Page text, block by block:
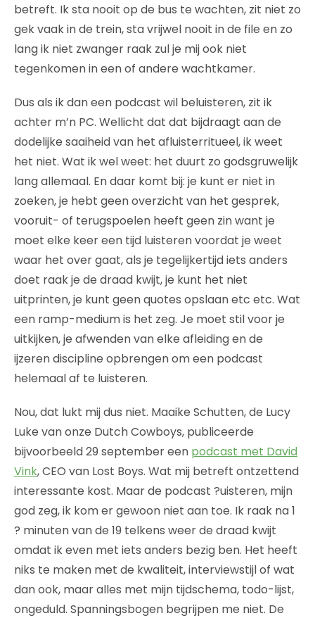
betreft. Ik sta nooit op de bus te wachten, zit niet zo
gek vaak in de trein, sta vrijwel nooit in de file en zo
lang ik niet zwanger raak zul je mij ook niet
tegenkomen in een of andere wachtkamer.
Dus als ik dan een podcast wil beluisteren, zit ik
achter m’n PC. Wellicht dat dat bijdraagt aan de
dodelijke saaiheid van het afluisterritueel, ik weet
het niet. Wat ik wel weet: het duurt zo godsgruwelijk
lang allemaal. En daar komt bij: je kunt er niet in
zoeken, je hebt geen overzicht van het gesprek,
vooruit- of terugspoelen heeft geen zin want je
moet elke keer een tijd luisteren voordat je weet
waar het over gaat, als je tegelijkertijd iets anders
doet raak je de draad kwijt, je kunt het niet
uitprinten, je kunt geen quotes opslaan etc etc. Wat
een ramp-medium is het zeg. Je moet stil voor je
uitkijken, je afwenden van elke afleiding en de
ijzeren discipline opbrengen om een podcast
helemaal af te luisteren.
Nou, dat lukt mij dus niet. Maaike Schutten, de Lucy
Luke van onze Dutch Cowboys, publiceerde
bijvoorbeeld 29 september een podcast met David
Vink, CEO van Lost Boys. Wat mij betreft ontzettend
interessante kost. Maar de podcast ?uisteren, mijn
god zeg, ik kom er gewoon niet aan toe. Ik raak na 1
? minuten van de 19 telkens weer de draad kwijt
omdat ik even met iets anders bezig ben. Het heeft
niks te maken met de kwaliteit, interviewstijl of wat
dan ook, maar alles met mijn tijdschema, todo-lijst,
ongeduld. Spanningsbogen begrijpen me niet. De